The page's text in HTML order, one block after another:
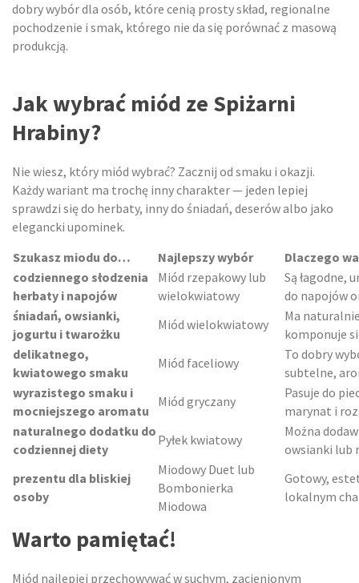
dobry wybór dla osób, które cenią prosty skład, regionalne
pochodzenie i smak, którego nie da się porównać z masową
produkcją.
Jak wybrać miód ze Spiżarni
Hrabiny?
Nie wiesz, który miód wybrać? Zacznij od smaku i okazji.
Każdy wariant ma trochę inny charakter — jeden lepiej
sprawdzi się do herbaty, inny do śniadań, deserów albo jako
elegancki upominek.
Szukasz miodu do…
Najlepszy wybór
Dlaczego
codziennego słodzenia
herbaty i napojów
Miód rzepakowy lub
wielokwiatowy
Są łagodne,
do napojów
śniadań, owsianki,
jogurtu i twarożku
Miód wielokwiatowy
Ma
komponuje
delikatnego,
kwiatowego smaku
Miód faceliowy
To dobry
subtelne,
wyrazistego smaku i
mocniejszego aromatu
Miód gryczany
Pasuje do
marynat i
naturalnego dodatku do
codziennej diety
Pyłek kwiatowy
Można
owsianki lub
prezentu dla bliskiej
osoby
Miodowy Duet lub
Bombonierka
Miodowa
Gotowy,
lokalnym
Warto pamiętać!
Miód najlepiej przechowywać w suchym, zacienionym